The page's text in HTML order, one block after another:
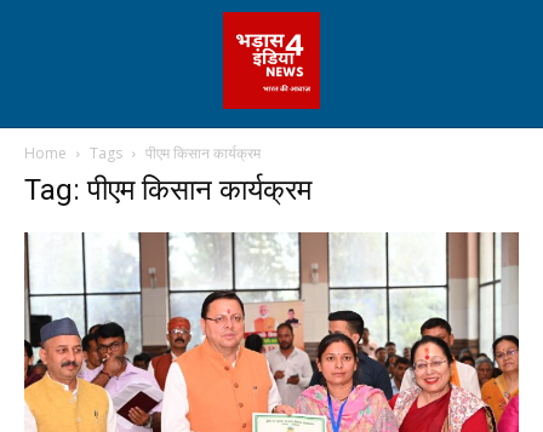
Home Tags पीएम किसान कार्यक्रम
Tag: पीएम किसान कार्यक्रम